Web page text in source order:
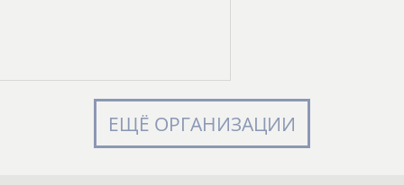
ЕЩЁ ОРГАНИЗАЦИИ